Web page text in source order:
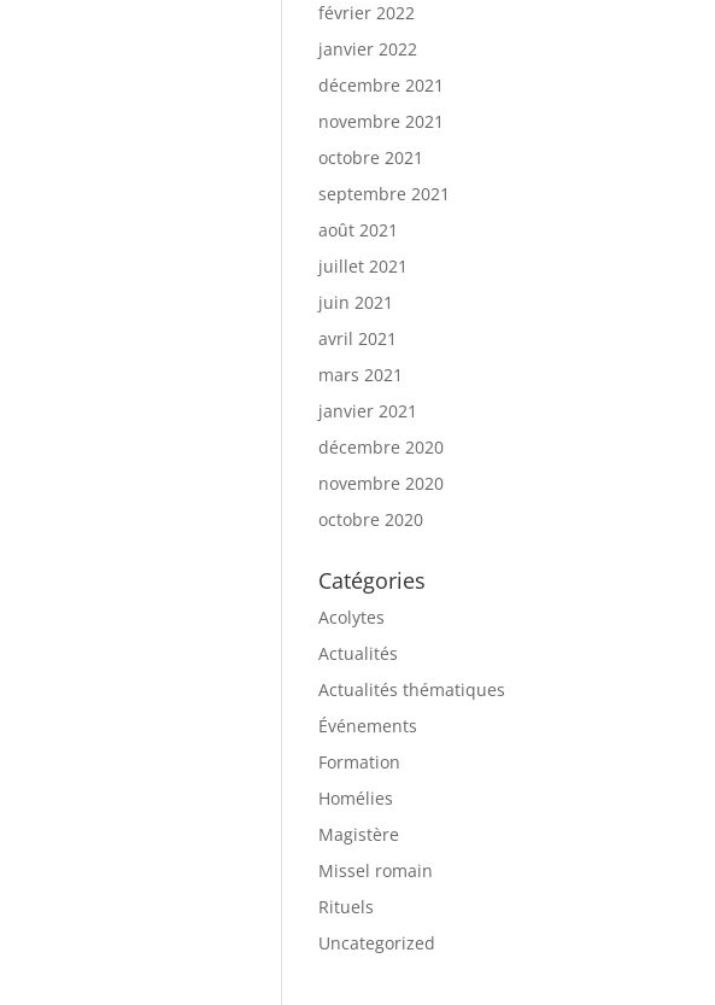
février 2022
janvier 2022
décembre 2021
novembre 2021
octobre 2021
septembre 2021
août 2021
juillet 2021
juin 2021
avril 2021
mars 2021
janvier 2021
décembre 2020
novembre 2020
octobre 2020
Catégories
Acolytes
Actualités
Actualités thématiques
Événements
Formation
Homélies
Magistère
Missel romain
Rituels
Uncategorized